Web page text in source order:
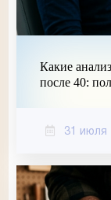
Какие
после 40:
31 июля